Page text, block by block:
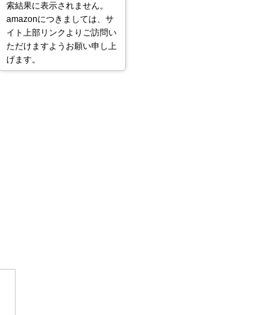
索結果に表示されません。
amazonにつきましては、サ
イト上部リンクよりご訪問い
ただけますようお願い申し上
げます。